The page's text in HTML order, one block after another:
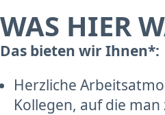
WAS HIER
Das bieten wir Ihnen*:
Herzliche
Kollegen, auf die man